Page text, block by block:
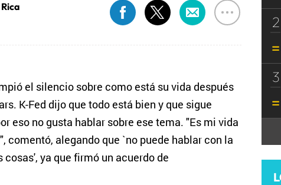
el silencio sobre como está su vida después
K-Fed dijo que todo está bien y que sigue
eso no gusta hablar sobre ese tema. "Es mi vida
comentó, alegando que `no puede hablar con la
ya que firmó un acuerdo de
2
3